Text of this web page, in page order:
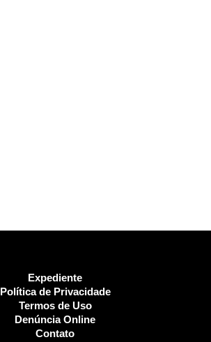
Expediente
Política de Privacidade
Termos de Uso
Denúncia Online
Contato